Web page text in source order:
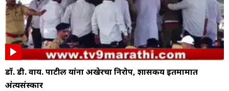
डॉ. डी. वाय. पाटील यांना अखेरचा निरोप, शासकीय इतमामात
अंत्यसंस्कार